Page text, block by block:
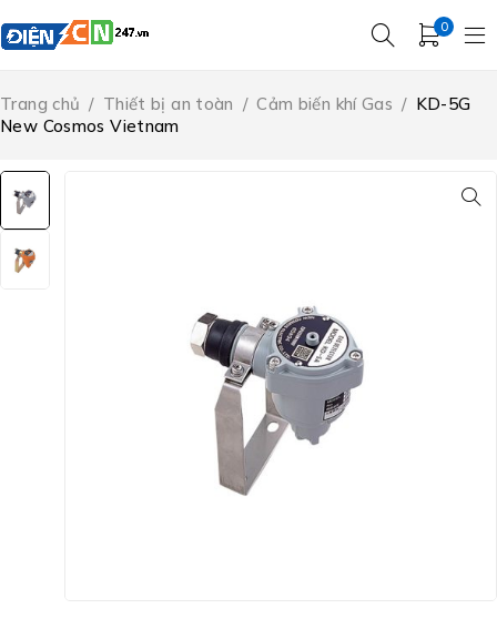
0
Trang chủ / Thiết bị an toàn / Cảm biến khí Gas / KD-5G
New Cosmos Vietnam